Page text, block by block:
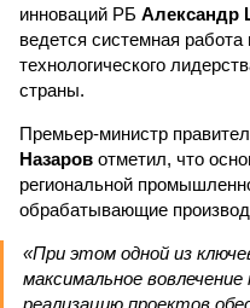
инноваций РБ Александр
ведется системная
технологического
страны.
Премьер-министр
Назаров отметил, что
региональной
обрабатывающие
«При этом одной из
максимальное
реализацию проектов